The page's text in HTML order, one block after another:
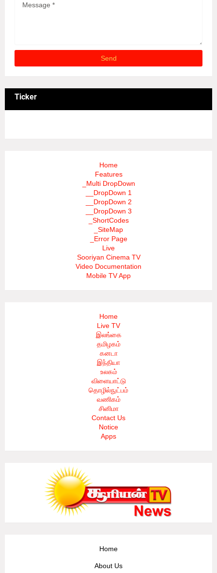
Ticker
Home
Features
_Multi DropDown
__DropDown 1
__DropDown 2
__DropDown 3
_ShortCodes
_SiteMap
_Error Page
Live
Sooriyan Cinema TV
Video Documentation
Mobile TV App
Home
Live TV
இலங்கை
தமிழகம்
கனடா
இந்தியா
உலகம்
விளையாட்டு
தொழில்நுட்பம்
வணிகம்
சினிமா
Contact Us
Notice
Apps
Home
About Us